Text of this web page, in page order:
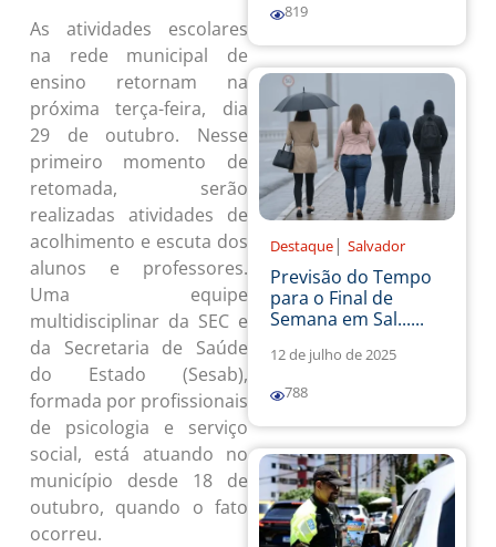
As atividades escolares
na rede municipal de
ensino retornam na
próxima terça-feira, dia
29 de outubro. Nesse
primeiro momento de
retomada, serão
realizadas atividades de
acolhimento e escuta dos
alunos e professores.
Uma equipe
multidisciplinar da SEC e
da Secretaria de Saúde
do Estado (Sesab),
formada por profissionais
de psicologia e serviço
social, está atuando no
município desde 18 de
outubro, quando o fato
ocorreu.
819
Destaque | Salvador
Previsão do Tempo
para o Final de
Semana em Sal......
12 de julho de 2025
788